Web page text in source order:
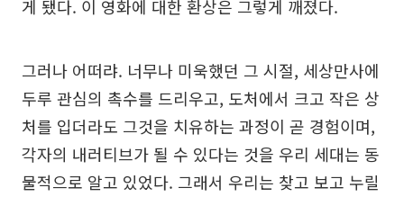
게 됐다. 이 영화에 대한 환상은 그렇게 깨졌다.
그러나 어떠랴. 너무나 미욱했던 그 시절, 세상만사에
두루 관심의 촉수를 드리우고, 도처에서 크고 작은 상
처를 입더라도 그것을 치유하는 과정이 곧 경험이며,
각자의 내러티브가 될 수 있다는 것을 우리 세대는 동
물적으로 알고 있었다. 그래서 우리는 찾고 보고 누릴